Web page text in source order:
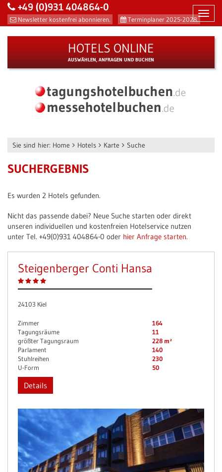
Newsletter kostenfrei abonnieren. Terminplaner 2025-2028.
+49 (0)931 404864-0
HOTELS ONLINE
AUSWÄHLEN, ANFRAGEN UND BUCHEN
Sie sind hier: Home Hotels Karte Suche
SUCHERGEBNIS
Es wurden 2 Hotels gefunden.
Nicht das passende dabei? Neue Suche starten oder direkt
unseren individuellen und kostenfreien Hotelservice nutzen
unter Tel. +49(0)931 404864-0 oder hier Anfrage starten.
Steigenberger Conti Hansa
24103 Kiel
Zimmer
164
Tagungsräume
11
größter Tagungsraum
228 m²
Parlament
140
Stuhlreihen
230
U-Form
50
Details